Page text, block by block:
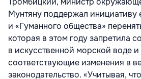
Мунтяну поддержал инициативу
и «Гуманного общества»
которая в этом году запретила
в искусственной морской воде и
соответствующие изменения в
законодательство. «Учитывая,